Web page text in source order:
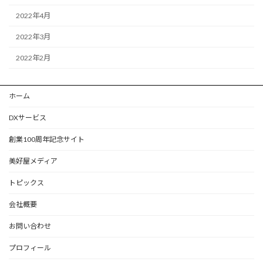
2022年4月
2022年3月
2022年2月
ホーム
DXサービス
創業100周年記念サイト
美好屋メディア
トピックス
会社概要
お問い合わせ
プロフィール